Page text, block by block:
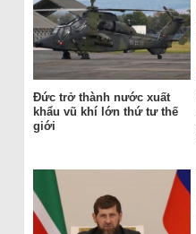
Đức trở thành nước xuất
khẩu vũ khí lớn thứ tư thế
giới